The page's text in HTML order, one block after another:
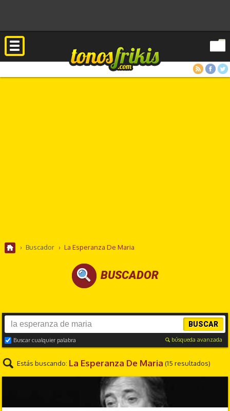
RSS FacebookTwitter
› Buscador › La Esperanza De Maria
BUSCADOR
BUSCAR
Buscar cualquier palabra búsqueda avanzada
Estás buscando: La Esperanza De Maria (15 resultados)
ÉXITOS DE SIEMPRE